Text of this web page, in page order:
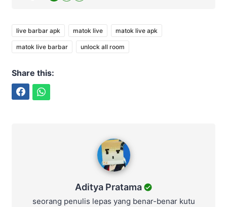
live barbar apk matok live matok live apk
matok live barbar unlock all room
Share this:
Aditya Pratama
seorang penulis lepas yang benar-benar kutu